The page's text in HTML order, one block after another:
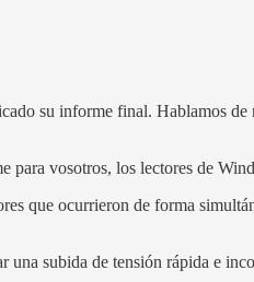
su informe final. Hablamos de
para vosotros, los lectores de
que ocurrieron de forma
una subida de tensión rápida e